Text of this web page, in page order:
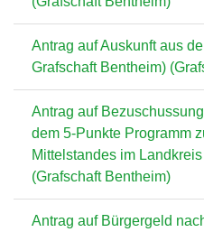
Antrag auf Auskunft aus
Grafschaft Bentheim)
Antrag auf
dem 5-Punkte Programm
Mittelstandes im
(Grafschaft Bentheim)
Antrag auf Bürgergeld